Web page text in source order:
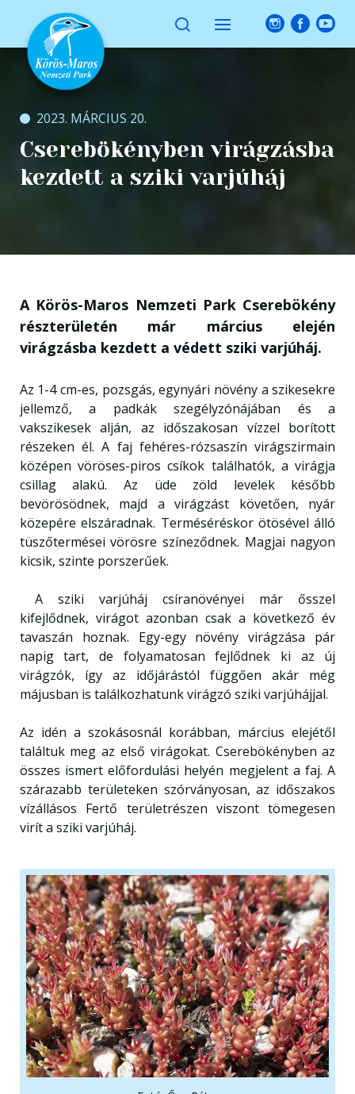
2023. MÁRCIUS 20.
Cserebökényben virágzásba
kezdett a sziki varjúháj
A Körös-Maros Nemzeti Park Cserebökény
részterületén már március elején
virágzásba kezdett a védett sziki varjúháj.
Az 1-4 cm-es, pozsgás, egynyári növény a szikesekre
jellemző, a padkák szegélyzónájában és a
vakszikesek alján, az időszakosan vízzel borított
részeken él. A faj fehéres-rózsaszín virágszirmain
középen vöröses-piros csíkok találhatók, a virágja
csillag alakú. Az üde zöld levelek később
bevörösödnek, majd a virágzást követően, nyár
közepére elszáradnak. Terméséréskor ötösével álló
tüszőtermései vörösre színeződnek. Magjai nagyon
kicsik, szinte porszerűek.
A sziki varjúháj csíranövényei már ősszel
kifejlődnek, virágot azonban csak a következő év
tavaszán hoznak. Egy-egy növény virágzása pár
napig tart, de folyamatosan fejlődnek ki az új
virágzók, így az időjárástól függően akár még
májusban is találkozhatunk virágzó sziki varjúhájjal.
Az idén a szokásosnál korábban, március elejétől
találtuk meg az első virágokat. Cserebökényben az
összes ismert előfordulási helyén megjelent a faj. A
szárazabb területeken szórványosan, az időszakos
vízállásos Fertő területrészen viszont tömegesen
virít a sziki varjúháj.